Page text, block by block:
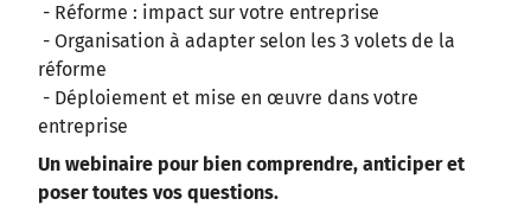
- Réforme : impact sur votre entreprise
- Organisation à adapter selon les 3 volets de la
réforme
- Déploiement et mise en œuvre dans votre
entreprise
Un webinaire pour bien comprendre, anticiper et
poser toutes vos questions.